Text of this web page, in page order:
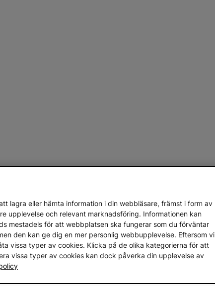
lagra eller hämta information i din webbläsare, främst i form av
upplevelse och relevant marknadsföring. Informationen kan
mestadels för att webbplatsen ska fungerar som du förväntar
den kan ge dig en mer personlig webbupplevelse. Eftersom vi
vissa typer av cookies. Klicka på de olika kategorierna för att
vissa typer av cookies kan dock påverka din upplevelse av